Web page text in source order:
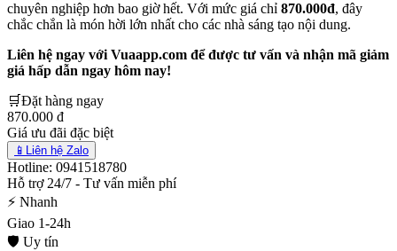
chuyên nghiệp hơn bao giờ hết. Với mức giá chỉ 870.000đ, đây
chắc chắn là món hời lớn nhất cho các nhà sáng tạo nội dung.
Liên hệ ngay với Vuaapp.com để được tư vấn và nhận mã giảm
giá hấp dẫn ngay hôm nay!
🛒Đặt hàng ngay
870.000 đ
Giá ưu đãi đặc biệt
📱 Liên hệ Zalo
Hotline: 0941518780
Hỗ trợ 24/7 - Tư vấn miễn phí
⚡ Nhanh
Giao 1-24h
🛡️ Uy tín